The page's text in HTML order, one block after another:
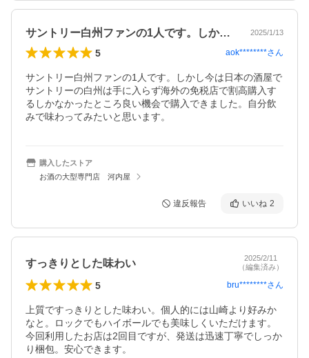
サントリー白州ファンの1人です。しかし… 2025/1/13
5 aok********さん
サントリー白州ファンの1人です。しかし今は日本の酒屋で
サントリーの白州は手に入らず海外の免税店で割高購入す
るしかなかったところ良い機会で購入できました。自分飲
みで味わってみたいと思います。
購入したストア
お酒の大型専門店 河内屋
違反報告 いいね 2
すっきりとした味わい
2025/2/11
（編集済み）
5 bru********さん
上質ですっきりとした味わい。個人的には山崎より好みか
なと。ロックでもハイボールでも美味しくいただけます。
今回利用したお店は2回目ですが、発送は迅速丁寧でしっか
り梱包。安心できます。